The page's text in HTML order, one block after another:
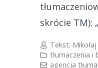
skrócie TM):
Tekst:
tłumaczenia i
agencja